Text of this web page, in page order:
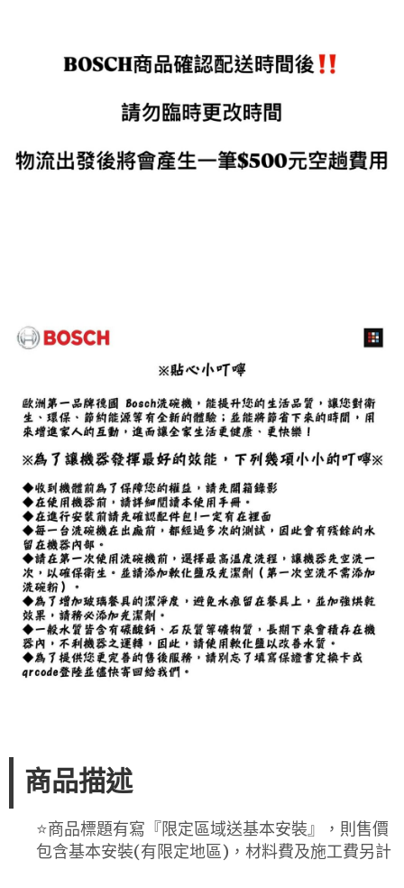
商品描述
⭐️商品標題有寫『限定區域送基本安裝』，則售價
包含基本安裝(有限定地區)，材料費及施工費另計